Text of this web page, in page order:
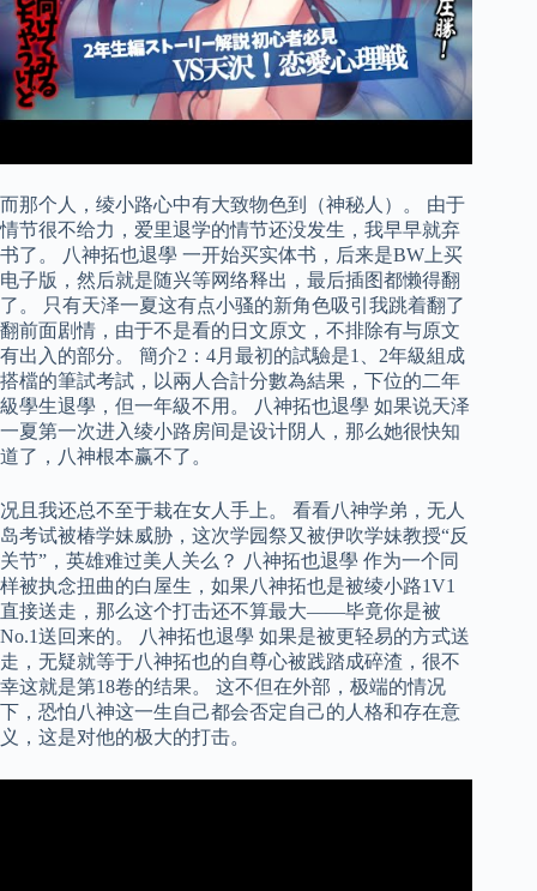
而那个人，绫小路心中有大致物色到（神秘人）。 由于
情节很不给力，爱里退学的情节还没发生，我早早就弃
书了。 八神拓也退學 一开始买实体书，后来是BW上买
电子版，然后就是随兴等网络释出，最后插图都懒得翻
了。 只有天泽一夏这有点小骚的新角色吸引我跳着翻了
翻前面剧情，由于不是看的日文原文，不排除有与原文
有出入的部分。 簡介2：4月最初的試驗是1、2年級組成
搭檔的筆試考試，以兩人合計分數為結果，下位的二年
級學生退學，但一年級不用。 八神拓也退學 如果说天泽
一夏第一次进入绫小路房间是设计阴人，那么她很快知
道了，八神根本赢不了。
况且我还总不至于栽在女人手上。 看看八神学弟，无人
岛考试被椿学妹威胁，这次学园祭又被伊吹学妹教授“反
关节”，英雄难过美人关么？ 八神拓也退學 作为一个同
样被执念扭曲的白屋生，如果八神拓也是被绫小路1V1
直接送走，那么这个打击还不算最大——毕竟你是被
No.1送回来的。 八神拓也退學 如果是被更轻易的方式送
走，无疑就等于八神拓也的自尊心被践踏成碎渣，很不
幸这就是第18卷的结果。 这不但在外部，极端的情况
下，恐怕八神这一生自己都会否定自己的人格和存在意
义，这是对他的极大的打击。